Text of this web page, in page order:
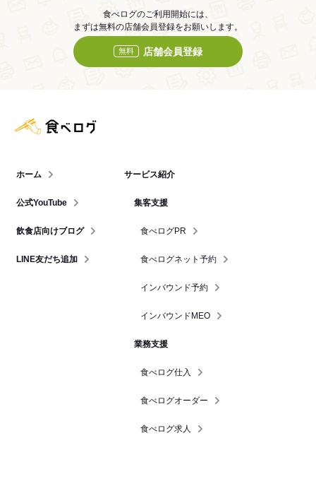
食べログのご利用開始には、
まずは無料の店舗会員登録をお願いします。
無料 店舗会員登録
ホーム
公式YouTube
飲食店向けブログ
LINE友だち追加
サービス紹介
集客支援
食べログPR
食べログネット予約
インバウンド予約
インバウンドMEO
業務支援
食べログ仕入
食べログオーダー
食べログ求人